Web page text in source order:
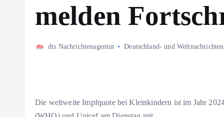
melden
dts Nachrichtenagentur Deutschland- und Weltnachrichten
Die weltweite Impfquote bei Kleinkindern ist im Jahr